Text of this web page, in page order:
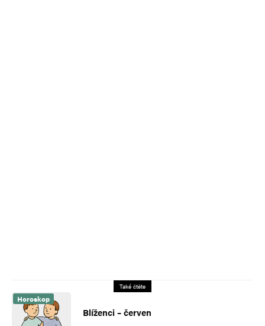
Také čtěte
Horoskop
Blíženci – červen